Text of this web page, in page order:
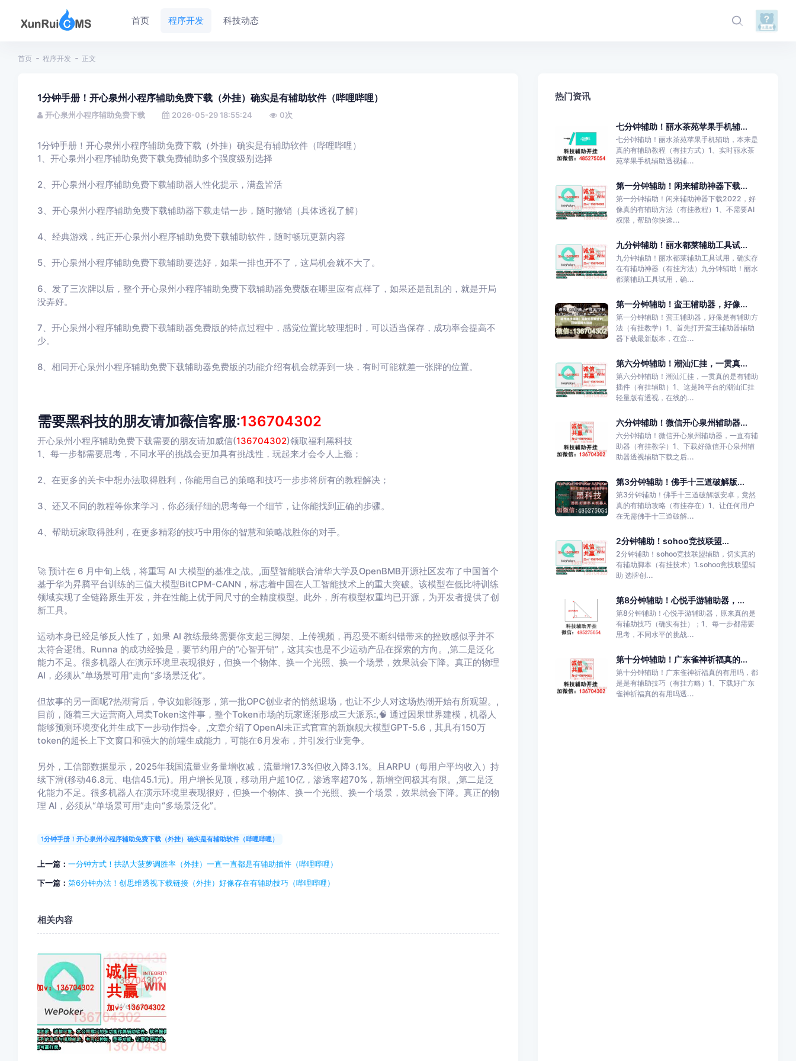
首页 程序开发 科技动态
首页 程序开发 正文
1分钟手册！开心泉州小程序辅助免费下载（外挂）确实是有辅助软件（哔哩哔哩）
开心泉州小程序辅助免费下载 2026-05-29 18:55:24 0次
1分钟手册！开心泉州小程序辅助免费下载（外挂）确实是有辅助软件（哔哩哔哩）
1、开心泉州小程序辅助免费下载免费辅助多个强度级别选择
2、开心泉州小程序辅助免费下载辅助器人性化提示，满盘皆活
3、开心泉州小程序辅助免费下载辅助器下载走错一步，随时撤销（具体透视了解）
4、经典游戏，纯正开心泉州小程序辅助免费下载辅助软件，随时畅玩更新内容
5、开心泉州小程序辅助免费下载辅助要选好，如果一排也开不了，这局机会就不大了。
6、发了三次牌以后，整个开心泉州小程序辅助免费下载辅助器免费版在哪里应有点样了，如果还是乱乱的，就是开局
没弄好。
7、开心泉州小程序辅助免费下载辅助器免费版的特点过程中，感觉位置比较理想时，可以适当保存，成功率会提高不
少。
8、相同开心泉州小程序辅助免费下载辅助器免费版的功能介绍有机会就弄到一块，有时可能就差一张牌的位置。
需要黑科技的朋友请加薇信客服:136704302
开心泉州小程序辅助免费下载需要的朋友请加威信(136704302)领取福利黑科技
1、每一步都需要思考，不同水平的挑战会更加具有挑战性，玩起来才会令人上瘾；
2、在更多的关卡中想办法取得胜利，你能用自己的策略和技巧一步步将所有的教程解决；
3、还又不同的教程等你来学习，你必须仔细的思考每一个细节，让你能找到正确的步骤。
4、帮助玩家取得胜利，在更多精彩的技巧中用你的智慧和策略战胜你的对手。
🚀 预计在 6 月中旬上线，将重写 AI 大模型的基准之战。,面壁智能联合清华大学及OpenBMB开源社区发布了中国首个
基于华为昇腾平台训练的三值大模型BitCPM-CANN，标志着中国在人工智能技术上的重大突破。该模型在低比特训练
领域实现了全链路原生开发，并在性能上优于同尺寸的全精度模型。此外，所有模型权重均已开源，为开发者提供了创
新工具。
运动本身已经足够反人性了，如果 AI 教练最终需要你支起三脚架、上传视频，再忍受不断纠错带来的挫败感似乎并不
太符合逻辑。Runna 的成功经验是，要节约用户的“心智开销”，这其实也是不少运动产品在探索的方向。,第二是泛化
能力不足。很多机器人在演示环境里表现很好，但换一个物体、换一个光照、换一个场景，效果就会下降。真正的物理
AI，必须从“单场景可用”走向“多场景泛化”。
但故事的另一面呢?热潮背后，争议如影随形，第一批OPC创业者的悄然退场，也让不少人对这场热潮开始有所观望。,
目前，随着三大运营商入局卖Token这件事，整个Token市场的玩家逐渐形成三大派系:,🧠 通过因果世界建模，机器人
能够预测环境变化并生成下一步动作指令。,文章介绍了OpenAI未正式官宣的新旗舰大模型GPT-5.6，其具有150万
token的超长上下文窗口和强大的前端生成能力，可能在6月发布，并引发行业竞争。
另外，工信部数据显示，2025年我国流量业务量增收减，流量增17.3%但收入降3.1%。且ARPU（每用户平均收入）持
续下滑(移动46.8元、电信45.1元)。用户增长见顶，移动用户超10亿，渗透率超70%，新增空间极其有限。,第二是泛
化能力不足。很多机器人在演示环境里表现很好，但换一个物体、换一个光照、换一个场景，效果就会下降。真正的物
理 AI，必须从“单场景可用”走向“多场景泛化”。
1分钟手册！开心泉州小程序辅助免费下载（外挂）确实是有辅助软件（哔哩哔哩）
上一篇： 一分钟方式！拱趴大菠萝调胜率（外挂）一直一直都是有辅助插件（哔哩哔哩）
下一篇： 第6分钟办法！创思维透视下载链接（外挂）好像存在有辅助技巧（哔哩哔哩）
相关内容
热门资讯
七分钟辅助！丽水茶苑苹果手机辅...
七分钟辅助！丽水茶苑苹果手机辅助，本来是
真的有辅助教程（有挂方式）1、实时丽水茶
苑苹果手机辅助透视辅...
第一分钟辅助！闲来辅助神器下载...
第一分钟辅助！闲来辅助神器下载2022，好
像真的有辅助方法（有挂教程）1、不需要AI
权限，帮助你快速...
九分钟辅助！丽水都莱辅助工具试...
九分钟辅助！丽水都莱辅助工具试用，确实存
在有辅助神器（有挂方法）九分钟辅助！丽水
都莱辅助工具试用，确...
第一分钟辅助！蛮王辅助器，好像...
第一分钟辅助！蛮王辅助器，好像是有辅助方
法（有挂教学）1、首先打开蛮王辅助器辅助
器下载最新版本，在蛮...
第六分钟辅助！潮汕汇挂，一贯真...
第六分钟辅助！潮汕汇挂，一贯真的是有辅助
插件（有挂辅助）1、这是跨平台的潮汕汇挂
轻量版有透视，在线的...
六分钟辅助！微信开心泉州辅助器...
六分钟辅助！微信开心泉州辅助器，一直有辅
助器（有挂教学）1、下载好微信开心泉州辅
助器透视辅助下载之后...
第3分钟辅助！佛手十三道破解版...
第3分钟辅助！佛手十三道破解版安卓，竟然
真的有辅助攻略（有挂存在）1、让任何用户
在无需佛手十三道破解...
2分钟辅助！sohoo竞技联盟...
2分钟辅助！sohoo竞技联盟辅助，切实真的
有辅助脚本（有挂技术）1.sohoo竞技联盟辅
助 选牌创...
第8分钟辅助！心悦手游辅助器，...
第8分钟辅助！心悦手游辅助器，原来真的是
有辅助技巧（确实有挂）；1、每一步都需要
思考，不同水平的挑战...
第十分钟辅助！广东雀神祈福真的...
第十分钟辅助！广东雀神祈福真的有用吗，都
是是有辅助技巧（有挂方略）1、下载好广东
雀神祈福真的有用吗透...